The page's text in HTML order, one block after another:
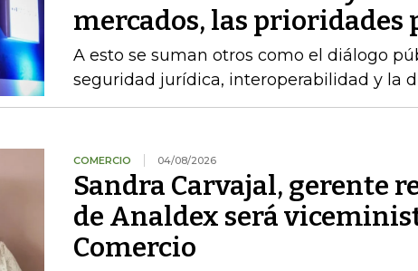
mercados, las prioridades
A esto se suman otros como el diálogo
seguridad jurídica, interoperabilidad y la
COMERCIO 04/08/2026
Sandra Carvajal, gerente
de Analdex será
Comercio